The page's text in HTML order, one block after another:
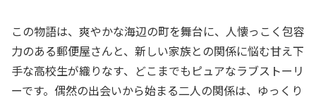
この物語は、爽やかな海辺の町を舞台に、人懐っこく包容
力のある郵便屋さんと、新しい家族との関係に悩む甘え下
手な高校生が織りなす、どこまでもピュアなラブストーリ
ーです。偶然の出会いから始まる二人の関係は、ゆっくり